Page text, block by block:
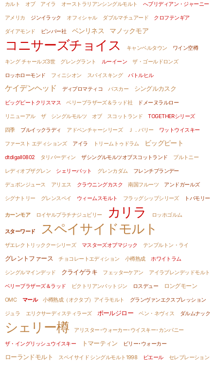
カルト オブ アイラ
オーストラリアンシングルモルト
へブリディアン・ジャーニー
アメリカ
ジンイラック オフィシャル ダブルマチュアード
クロフテンギア
ダイアモンド
ビンバー社 ベンリネス マノックモア
コニサーズチョイス キャンベルタウン
ワイン空樽
キング チャールズ3世
グレングラント ルーイーン
ザ・ゴールドロンズ
ロッホローモンド
フィニシオン スパイスキング バトルヒル
ケイデンヘッド ディプロマティコ バスカー シングルカスク
ビッグピートクリスマス ベリーブラザーズ＆ラッド社
ドメーヌラルロー
リニューアル
ザ シングルモルツ オブ スコットランド
TOGETHERシリーズ
四季
ブルイックラディ アドベンチャーシリーズ Ｊ．バリー
ワットウイスキー
ファースト エディションズ
アイラ トリームトゥドラム ビッグピート
dtdigall0802 タリバーディン ザシングルモルツオブスコットランド
プルトニー
レディオブザグレン
シェリーバット グレンカダム
フレンチブランデー
デュポンジュース
アリエス クラウニングカスク 南国フルーツ
アンドガールズ
シグナトリー
グレンスペイ ウィームスモルト フラッグシップシリーズ トバモリー
カーンモア ロイヤルプラチナジュビリー カリラ ロッホゴルム
スターワード スペイサイドモルト
ザエレクトリッククーシリーズ マスターズオブマジック テンプルトン・ライ
グレントファース チョコレートエディション 小樽熟成
ホワイトラム
シングルマインデッド
クライゲラキ フェッターケアン
アイラブレンデッドモルト
ベリーブラザーズ＆ラッド
ビクトリアンバットジン ロスデュー ロングモーン
OMC マール 小樽熟成（オクタブ）アイラモルト
グランヴァンエクスプレッション
ジュラ
エリクサーディスティラーズ ポールジロー ベン・ネヴィス ダルムナック
シェリー樽
アリスター･ウォーカー･ウイスキー･カンパニー
ザ・イングリッシュウイスキー
トマーティン ビリー･ウォーカー
ローランドモルト スペイサイド シングルモルト1998 ビエール
セレブレーション